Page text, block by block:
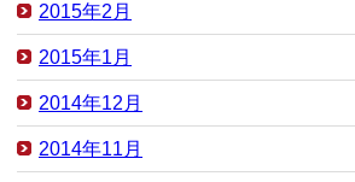
2015年2月
2015年1月
2014年12月
2014年11月